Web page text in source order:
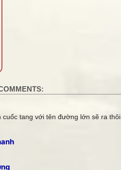
cuốc tang với tên đường lớn sẽ ra thôi